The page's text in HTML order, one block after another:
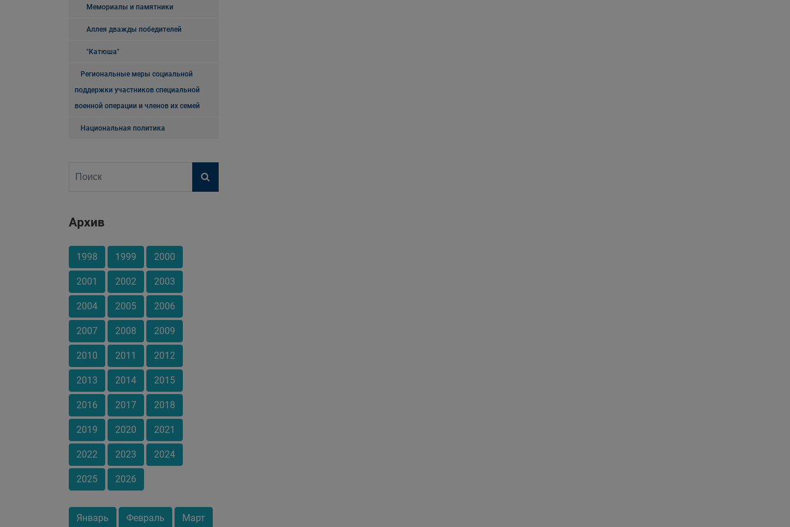
Мемориалы и памятники
Аллея дважды победителей
"Катюша"
Региональные меры социальной
поддержки участников специальной
военной операции и членов их семей
Национальная политика
Архив
1998 1999 2000
2001 2002 2003
2004 2005 2006
2007 2008 2009
2010 2011 2012
2013 2014 2015
2016 2017 2018
2019 2020 2021
2022 2023 2024
2025 2026
Январь Февраль Март